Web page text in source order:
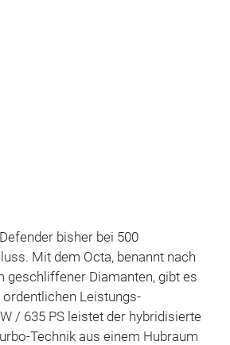
bisher bei 500
Mit dem Octa, benannt nach
geschliffener Diamanten, gibt es
Leistungs-
/ 635 PS leistet der hybridisierte
Technik aus einem Hubraum